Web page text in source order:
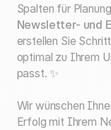
Spalten für
Newsletter- und
erstellen Sie
optimal zu Ihrem
passt. ✨
Wir wünschen
Erfolg mit Ihrem